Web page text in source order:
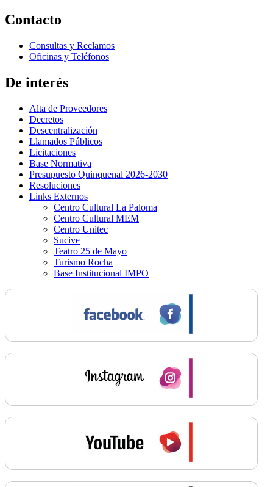
Contacto
Consultas y Reclamos
Oficinas y Teléfonos
De interés
Alta de Proveedores
Decretos
Descentralización
Llamados Públicos
Licitaciones
Base Normativa
Presupuesto Quinquenal 2026-2030
Resoluciones
Links Externos
Centro Cultural La Paloma
Centro Cultural MEM
Centro Unitec
Sucive
Teatro 25 de Mayo
Turismo Rocha
Base Institucional IMPO